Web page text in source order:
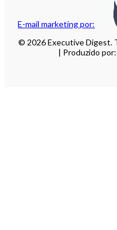
E-mail marketing por:
© 2026 Executive Digest.
| Produzido